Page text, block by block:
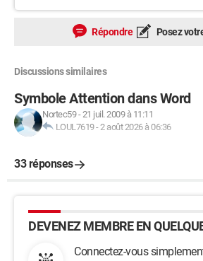
Répondre Posez
Discussions similaires
Symbole Attention dans Word
Nortec59-21 juil. 2009 à 11:11
LOUL7619-2 août 2026 à 06:36
33 réponses
DEVENEZ MEMBRE EN
Connectez-vous